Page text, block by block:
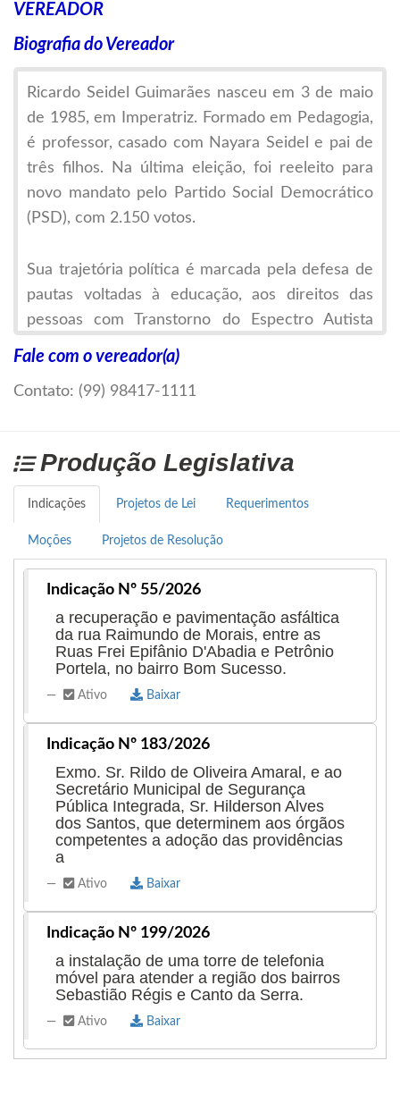
VEREADOR
Biografia do Vereador
Ricardo Seidel Guimarães nasceu em 3 de maio
de 1985, em
Imperatriz. Formado em Pedagogia,
é professor, casado com Nayara Seidel e pai de
três filhos. Na última eleição, foi reeleito para
novo mandato pelo
Partido Social Democrático
(PSD), com 2.150 votos.
Sua trajetória política é marcada pela defesa de
pautas voltadas à educação, aos direitos das
pessoas com Transtorno do Espectro Autista
(TEA) e à causa animal. Ao longo de sua atuação
políticas públicas direcionadas ao
Além do trabalho na Câmara Municipal, assumiu,
por três meses, o mandato de deputado estadual
naAssembleia Legislativa do Estado do
Maranhão, contribuindo com as demandas
regionais no âmbito estadual. Também exerceu o
cargo de secretário municipal de Segurança
Pública de Imperatriz, período em que
desenvolveu ações voltadas à prevenção e à
redução da criminalidade, bem como à
promoção de iniciativas de educação e
conscientização.
Ricardo Seidel mantém o compromisso de atuar
em defesa do futuro de Imperatriz, com foco nas
necessidades da população e na promoção de
soluções que fortaleçam a inclusão e o bem-
Endereço do gabinete: Av Dorgival Pinheiro (Entre
Sousa Lima e Coriolano Milhomem) n• 163
Fale com o vereador(a)
Contato: (99) 98417-1111
Produção Legislativa
Indicações Projetos de Lei Requerimentos
Moções Projetos de Resolução
Indicação Nº 55/2026
a recuperação e pavimentação asfáltica
da rua Raimundo de Morais, entre as
Ruas Frei Epifânio D'Abadia e Petrônio
Portela, no bairro Bom Sucesso.
Ativo Baixar
Indicação Nº 183/2026
Exmo. Sr. Rildo de Oliveira Amaral, e ao
Secretário Municipal de Segurança
Pública Integrada, Sr. Hilderson Alves
dos Santos, que determinem aos órgãos
competentes a adoção das providências
a
Ativo Baixar
Indicação Nº 199/2026
a instalação de uma torre de telefonia
móvel para atender a região dos bairros
Sebastião Régis e Canto da Serra.
Ativo Baixar